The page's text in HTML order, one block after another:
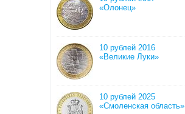
«Олонец»
10 рублей 2016
«Великие Луки»
10 рублей 2025
«Смоленская область»